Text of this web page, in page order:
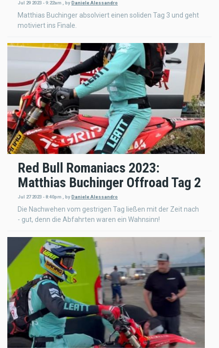
Jul 29 2023 - 9:22am byDaniele Alessandro
Matthias Buchinger absolviert einen soliden Tag 3 und geht
motiviert ins Finale.
Red Bull Romaniacs 2023:
Matthias Buchinger Offroad Tag 2
Jul 27 2023 - 8:40pm byDaniele Alessandro
Die Nachwehen vom gestrigen Tag ließen mit der Zeit nach
- gut, denn die Abfahrten waren ein Wahnsinn!